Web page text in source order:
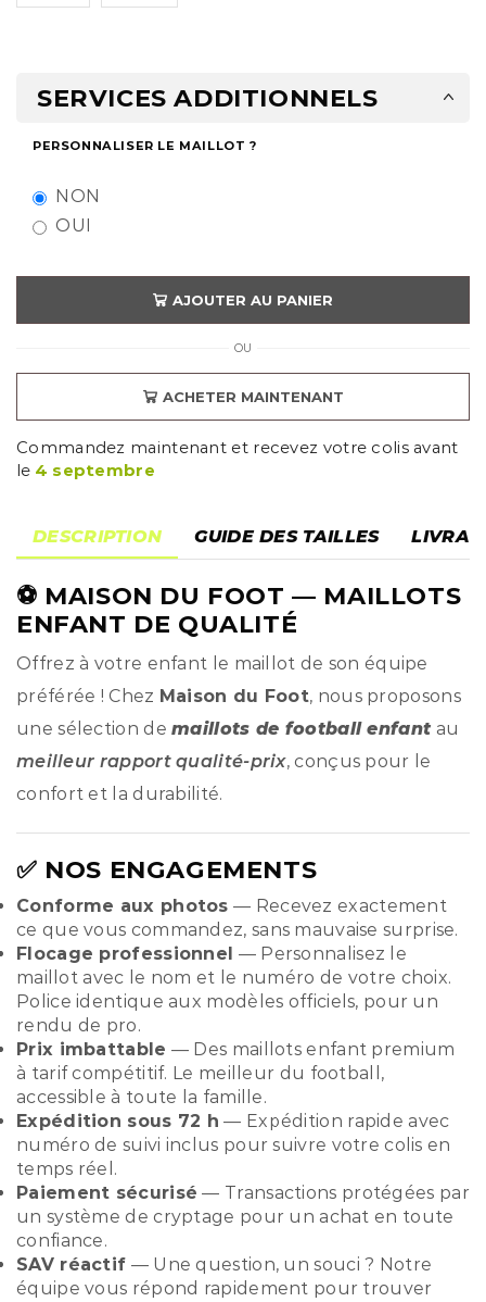
SERVICES ADDITIONNELS
PERSONNALISER LE MAILLOT ?
NON
OUI
AJOUTER AU PANIER
OU
ACHETER MAINTENANT
Commandez maintenant et recevez votre colis avant
le 4 septembre
DESCRIPTION GUIDE DES TAILLES
⚽ MAISON DU FOOT — MAILLOTS
ENFANT DE QUALITÉ
Offrez à votre enfant le maillot de son équipe
préférée ! Chez Maison du Foot, nous proposons
une sélection demaillots de football enfant au
meilleur rapport qualité-prix, conçus pour le
confort et la durabilité.
✅ NOS ENGAGEMENTS
Conforme aux photos — Recevez exactement
ce que vous commandez, sans mauvaise surprise.
Flocage professionnel — Personnalisez le
maillot avec le nom et le numéro de votre choix.
Police identique aux modèles officiels, pour un
rendu de pro.
Prix imbattable — Des maillots enfant premium
à tarif compétitif. Le meilleur du football,
accessible à toute la famille.
Expédition sous 72 h — Expédition rapide avec
numéro de suivi inclus pour suivre votre colis en
temps réel.
Paiement sécurisé — Transactions protégées par
un système de cryptage pour un achat en toute
confiance.
SAV réactif — Une question, un souci ? Notre
équipe vous répond rapidement pour trouver